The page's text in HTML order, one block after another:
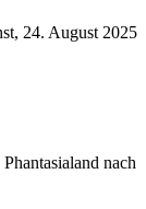
24. August 2025
nach